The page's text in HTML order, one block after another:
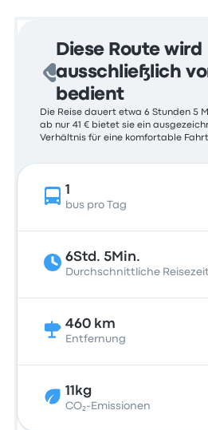
Diese Route wird
ausschließlich
bedient
Die Reise dauert etwa 6 Stunden 5
ab nur 41 € bietet sie ein
Verhältnis für eine komfortable
1
bus pro Tag
6Std. 5Min.
Durchschnittliche Reisezeit
460 km
Entfernung
11kg
CO₂-Emissionen